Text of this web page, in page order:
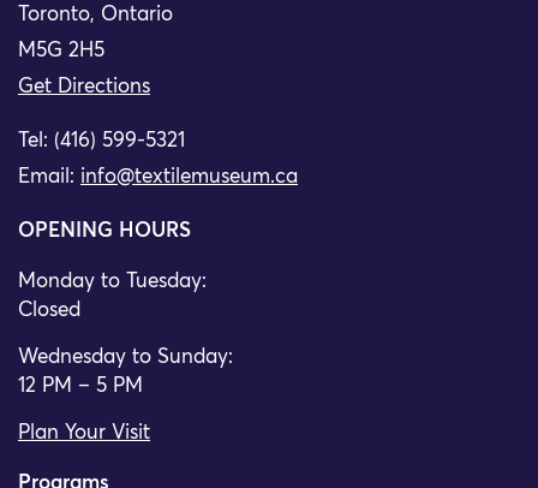
Toronto, Ontario
M5G 2H5
Get Directions
Tel: (416) 599-5321
Email: info@textilemuseum.ca
OPENING HOURS
Monday to Tuesday:
Closed
Wednesday to Sunday:
12 PM – 5 PM
Plan Your Visit